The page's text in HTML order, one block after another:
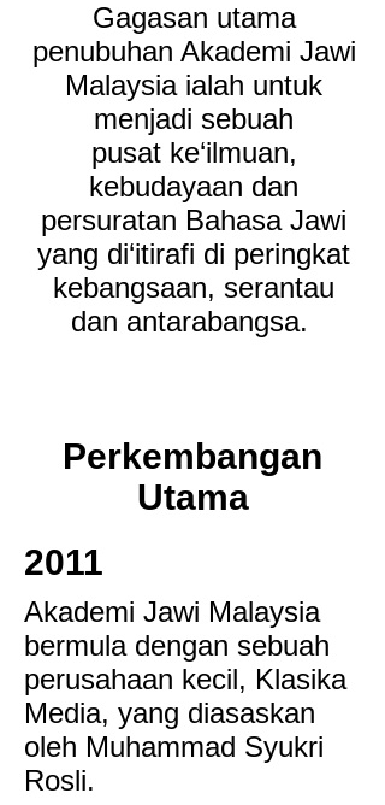
Gagasan utama
penubuhan Akademi Jawi
Malaysia ialah untuk
menjadi sebuah
pusat ke‘ilmuan,
kebudayaan dan
persuratan Bahasa Jawi
yang di‘itirafi di peringkat
kebangsaan, serantau
dan antarabangsa.
Perkembangan
Utama
2011
Akademi Jawi Malaysia
bermula dengan sebuah
perusahaan kecil, Klasika
Media, yang diasaskan
oleh Muhammad Syukri
Rosli.